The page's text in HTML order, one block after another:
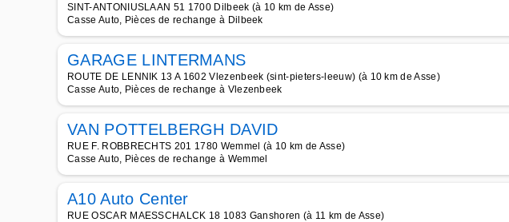
SINT-ANTONIUSLAAN 51 1700 Dilbeek (à 10 km de Asse)
Casse Auto, Pièces de rechange à Dilbeek
GARAGE LINTERMANS
ROUTE DE LENNIK 13 A 1602 Vlezenbeek (sint-pieters-leeuw) (à 10 km de Asse)
Casse Auto, Pièces de rechange à Vlezenbeek
VAN POTTELBERGH DAVID
RUE F. ROBBRECHTS 201 1780 Wemmel (à 10 km de Asse)
Casse Auto, Pièces de rechange à Wemmel
A10 Auto Center
RUE OSCAR MAESSCHALCK 18 1083 Ganshoren (à 11 km de Asse)